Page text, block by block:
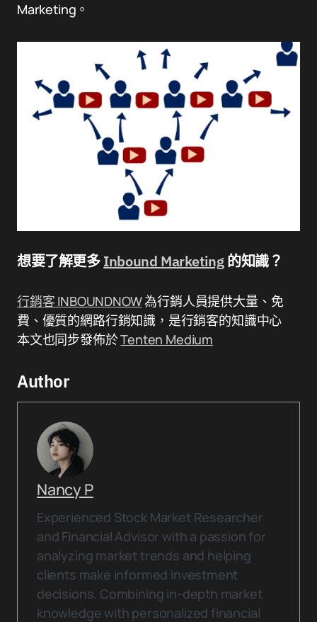
Marketing。
想要了解更多Inbound Marketing的知識？
行銷客 INBOUNDNOW為行銷人員提供大量、免
費、優質的網路行銷知識，是行銷客的知識中心
本文也同步發佈於Tenten Medium
Author
Nancy P
Experienced Stock Market Researcher
and Financial Advisor with a passion for
analyzing market trends and helping
clients make informed investment
decisions. Combining in-depth market
knowledge with personalized financial